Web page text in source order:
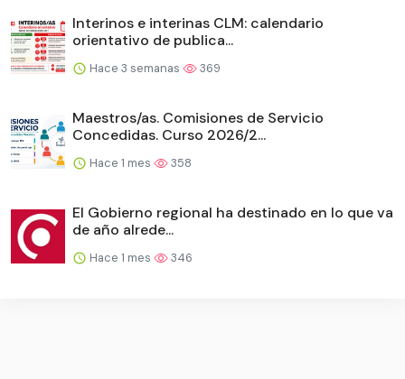
Interinos e interinas CLM: calendario
orientativo de publica...
Hace 3 semanas 369
Maestros/as. Comisiones de Servicio
Concedidas. Curso 2026/2...
Hace 1 mes 358
El Gobierno regional ha destinado en lo que va
de año alrede...
Hace 1 mes 346